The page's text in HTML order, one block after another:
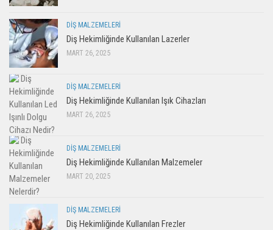
DIŞ MALZEMELERI
Diş Hekimliğinde Kullanılan Lazerler
MART 26, 2025
DIŞ MALZEMELERI
Diş Hekimliğinde Kullanılan Işık Cihazları
MART 26, 2025
DIŞ MALZEMELERI
Diş Hekimliğinde Kullanılan Malzemeler
MART 20, 2025
DIŞ MALZEMELERI
Diş Hekimliğinde Kullanılan Frezler